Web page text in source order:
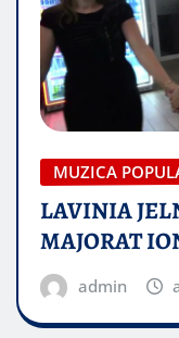
MUZICA
LAVINIA
MAJORAT
admin